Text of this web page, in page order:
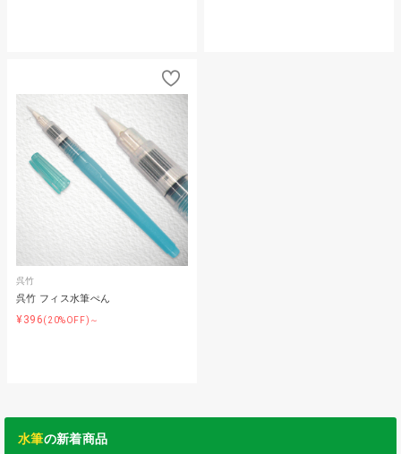
呉竹
呉竹 フィス水筆ぺん
¥396(20%OFF)～
水筆の新着商品